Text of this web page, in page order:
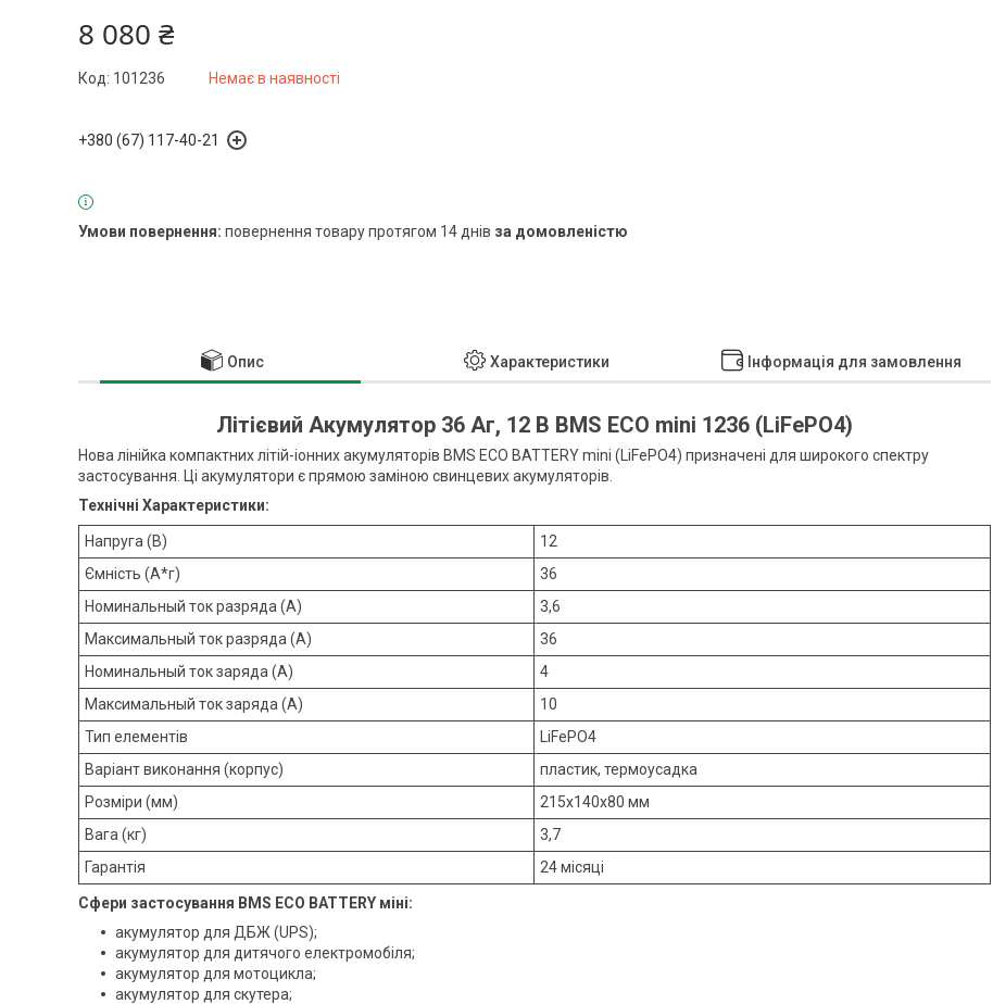
8 080 ₴
Немає в наявності
Код: 101236
+380 (67) 117-40-21
повернення товару протягом 14 днів за домовленістю
Опис Характеристики Інформація для замовлення
Літієвий Акумулятор 36 Аг, 12 В BMS ECO mini 1236 (LiFePO4)
Нова лінійка компактних літій-іонних акумуляторів BMS ECO BATTERY mini (LiFePO4) призначені для широкого спектру
застосування. Ці акумулятори є прямою заміною свинцевих акумуляторів.
Технічні Характеристики:
Напруга (В)
12
Ємність (А*г)
36
Номинальный ток разряда (A)
3,6
Максимальный ток разряда (A)
36
Номинальный ток заряда (A)
4
Максимальный ток заряда (A)
10
Тип елементів
LiFePO4
Варіант виконання (корпус)
пластик, термоусадка
Розміри (мм)
215x140x80 мм
Вага (кг)
3,7
Гарантія
24 місяці
Сфери застосування BMS ECO BATTERY міні:
акумулятор для ДБЖ (UPS);
акумулятор для дитячого електромобіля;
акумулятор для мотоцикла;
акумулятор для скутера;